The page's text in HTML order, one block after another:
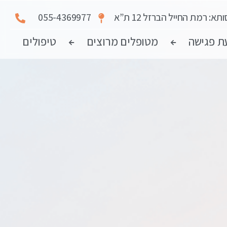
055-4369977 רמת החייל הברזל 12 ת”א
מטופלים מרוצים